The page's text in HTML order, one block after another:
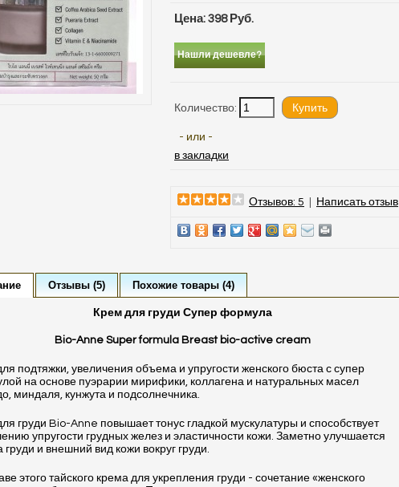
Цена: 398 Руб.
Нашли дешевле?
Количество:
- или -
в закладки
Отзывов: 5 Написать отзыв
Отзывы (5) Похожие товары (4)
Крем для груди Супер формула
Bio-Anne Super formula Breast bio-active cream
подтяжки, увеличения объема и упругости женского бюста с супер
на основе пуэрарии мирифики, коллагена и натуральных масел
миндаля, кунжута и подсолнечника.
груди Bio-Anne повышает тонус гладкой мускулатуры и способствует
упругости грудных желез и эластичности кожи. Заметно улучшается
и внешний вид кожи вокруг груди.
этого тайского крема для укрепления груди - сочетание «женского